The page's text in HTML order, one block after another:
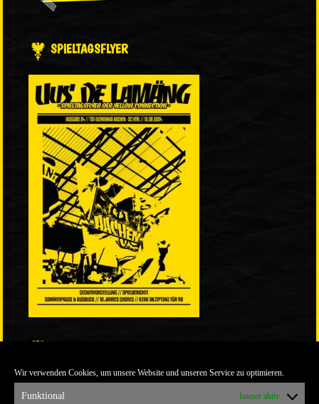
Wir verwenden Cookies, um unsere Website und unseren Service zu optimieren.
Funktional Immer aktiv
SPIELTAGSFLYER
ULTRABLOG DER YELLOW CONNECTION
ALEMANNIA VERKAUFT MAN NICHT